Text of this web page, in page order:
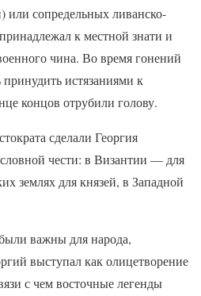
)или сопредель­ных ливанско-
к местной знати и
чина. Во время гонений
истязаниями к
кон­цов отрубили голову.
сделали Георгия
чести: в Византии — для
землях для князей, в Западной
важны для народа,
выс­тупал как олицетворение
с чем восточные легенды